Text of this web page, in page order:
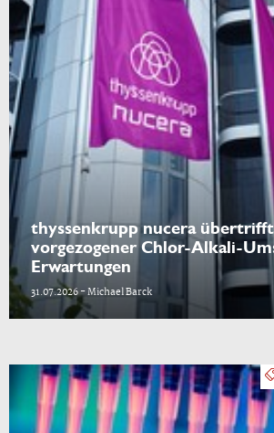
thyssenkrupp nucera
vorgezogener Chlor-Alkali-
Erwartungen
31.07.2026 - Michael Barck